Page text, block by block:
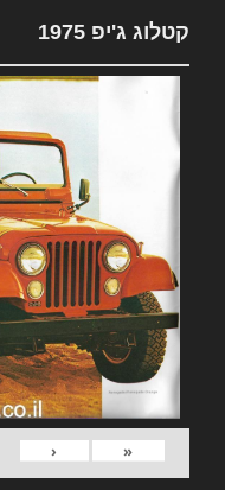
קטלוג ג'יפ 1975
«
‹